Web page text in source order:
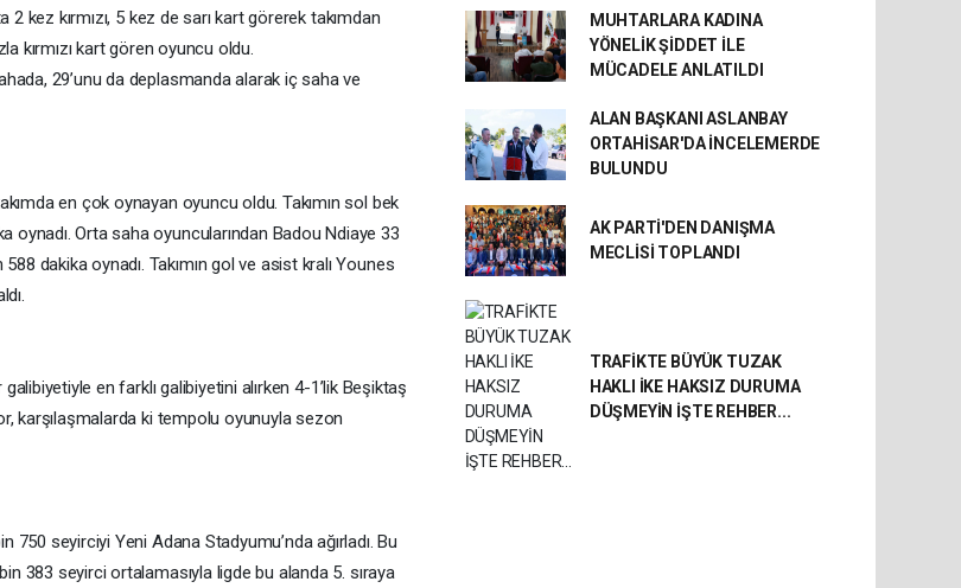
kez kırmızı, 5 kez de sarı kart görerek takımdan
kırmızı kart gören oyuncu oldu.
29’unu da deplasmanda alarak iç saha ve
en çok oynayan oyuncu oldu. Takımın sol bek
oynadı. Orta saha oyuncularından Badou Ndiaye 33
dakika oynadı. Takımın gol ve asist kralı Younes
en farklı galibiyetini alırken 4-1’lik Beşiktaş
karşılaşmalarda ki tempolu oyunuyla sezon
750 seyirciyi Yeni Adana Stadyumu’nda ağırladı. Bu
383 seyirci ortalamasıyla ligde bu alanda 5. sıraya
MUHTARLARA KADINA
YÖNELİK ŞİDDET İLE
MÜCADELE ANLATILDI
ALAN BAŞKANI ASLANBAY
ORTAHİSAR'DA İNCELEMERDE
BULUNDU
AK PARTİ'DEN DANIŞMA
MECLİSİ TOPLANDI
TRAFİKTE BÜYÜK TUZAK
HAKLI İKE HAKSIZ DURUMA
DÜŞMEYİN İŞTE REHBER...